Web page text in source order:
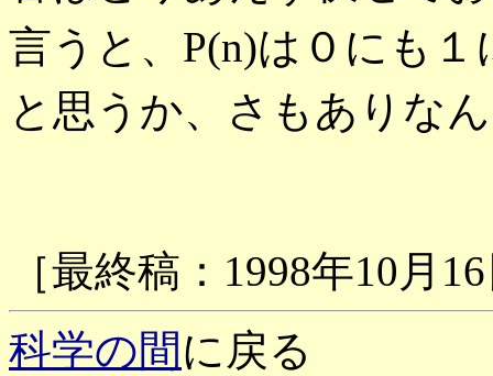
言うと、P(n)は０にも
と思うか、さもありな
［最終稿：1998年10月
科学の間に戻る